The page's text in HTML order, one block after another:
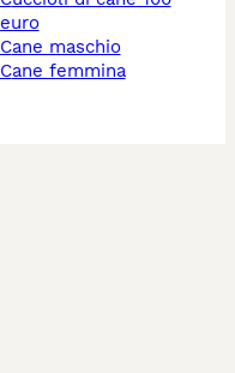
euro
cane maschio
cane femmina